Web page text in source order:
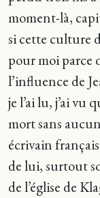
moment-là,
si cette culture
pour moi parce
l’influence de
je l’ai lu, j’ai vu
mort sans
écrivain
de lui, surtout
de l’église de